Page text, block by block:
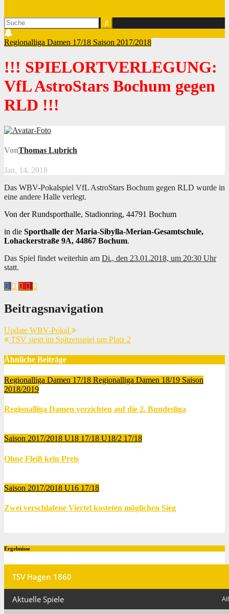
Regionalliga Damen 17/18 Saison 2017/2018
!!! SPIELORTVERLEGUNG:
VfL AstroStars Bochum gegen
RLD !!!
VonThomas Lubrich
Jan. 14, 2018
Das WBV-Pokalspiel VfL AstroStars Bochum gegen RLD wurde in
eine andere Halle verlegt.
Von der Rundsporthalle, Stadionring, 44791 Bochum
in die Sporthalle der Maria-Sibylla-Merian-Gesamtschule,
Lohackerstraße 9A, 44867 Bochum.
Das Spiel findet weiterhin am Di., den 23.01.2018, um 20:30 Uhr
statt.
Beitragsnavigation
Update WBV-Pokal
TSV siegt im Spitzenspiel um Platz 2
Ähnliche Beiträge
Regionalliga Damen 17/18 Regionalliga Damen 18/19 Saison
2018/2019
Regionalliga Damen verzichten auf die 2. Bundesliga
Saison 2017/2018 U18 17/18 U18/2 17/18
Ohne Fleiß kein Preis
Saison 2017/2018 U16 17/18
Zwei verschlafene Viertel kosteten möglichen Sieg
Ergebnisse